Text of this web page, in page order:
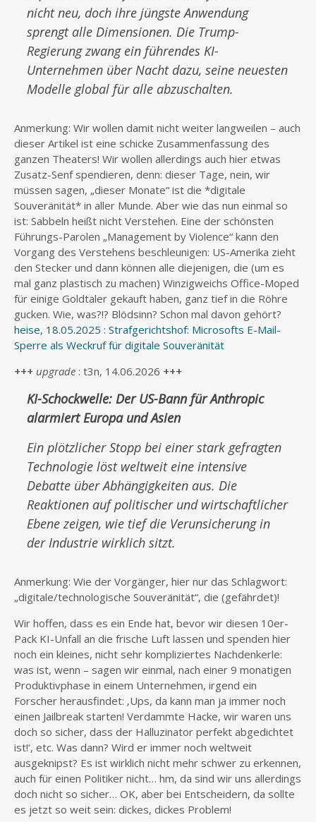
nicht neu, doch ihre jüngste Anwendung
sprengt alle Dimensionen. Die Trump-
Regierung zwang ein führendes KI-
Unternehmen über Nacht dazu, seine neuesten
Modelle global für alle abzuschalten.
Anmerkung: Wir wollen damit nicht weiter langweilen – auch
dieser Artikel ist eine schicke Zusammenfassung des
ganzen Theaters! Wir wollen allerdings auch hier etwas
Zusatz-Senf spendieren, denn: dieser Tage, nein, wir
müssen sagen, „dieser Monate“ ist die *digitale
Souveränität* in aller Munde. Aber wie das nun einmal so
ist: Sabbeln heißt nicht Verstehen. Eine der schönsten
Führungs-Parolen „Management by Violence“ kann den
Vorgang des Verstehens beschleunigen: US-Amerika zieht
den Stecker und dann können alle diejenigen, die (um es
mal ganz plastisch zu machen) Winzigweichs Office-Moped
für einige Goldtaler gekauft haben, ganz tief in die Röhre
gucken. Wie, was?!? Blödsinn? Schon mal davon gehört?
heise, 18.05.2025 : Strafgerichtshof: Microsofts E-Mail-
Sperre als Weckruf für digitale Souveränität
+++ upgrade : t3n, 14.06.2026 +++
KI-Schockwelle: Der US-Bann für Anthropic
alarmiert Europa und Asien
Ein plötzlicher Stopp bei einer stark gefragten
Technologie löst weltweit eine intensive
Debatte über Abhängigkeiten aus. Die
Reaktionen auf politischer und wirtschaftlicher
Ebene zeigen, wie tief die Verunsicherung in
der Industrie wirklich sitzt.
Anmerkung: Wie der Vorgänger, hier nur das Schlagwort:
„digitale/technologische Souveränität“, die (gefährdet)!
Wir hoffen, dass es ein Ende hat, bevor wir diesen 10er-
Pack KI-Unfall an die frische Luft lassen und spenden hier
noch ein kleines, nicht sehr kompliziertes Nachdenkerle:
was ist, wenn – sagen wir einmal, nach einer 9 monatigen
Produktivphase in einem Unternehmen, irgend ein
Forscher herausfindet: ‚Ups, da kann man ja immer noch
einen Jailbreak starten! Verdammte Hacke, wir waren uns
doch so sicher, dass der Halluzinator perfekt abgedichtet
ist!‘, etc. Was dann? Wird er immer noch weltweit
ausgeknipst? Es ist wirklich nicht mehr schwer zu erkennen,
auch für einen Politiker nicht… hm, da sind wir uns allerdings
doch nicht so sicher… OK, aber bei Entscheidern, da sollte
es jetzt so weit sein: dickes, dickes Problem!